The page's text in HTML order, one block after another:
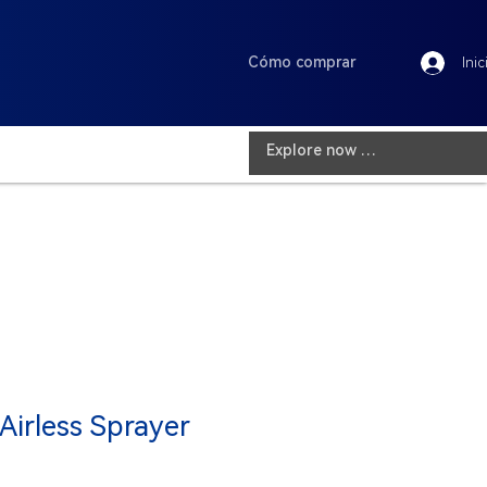
Cómo comprar
Sprayer